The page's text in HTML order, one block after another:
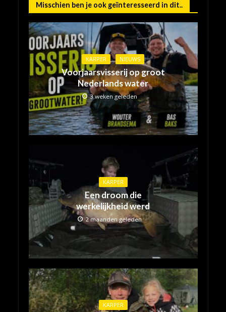
Misschien ben je ook geïnteresseerd in dit..
KARPER NIEUWS
Voorjaarsvisserij op groot
Nederlands water
3 weken geleden
KARPER
Een droom die
werkelijkheid werd
2 maanden geleden
KARPER